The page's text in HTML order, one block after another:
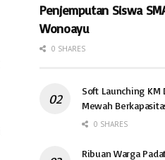
Penjemputan Siswa
Wonoayu
0 SHARES
Soft Launching KM
Mewah
0 SHARES
Ribuan Warga